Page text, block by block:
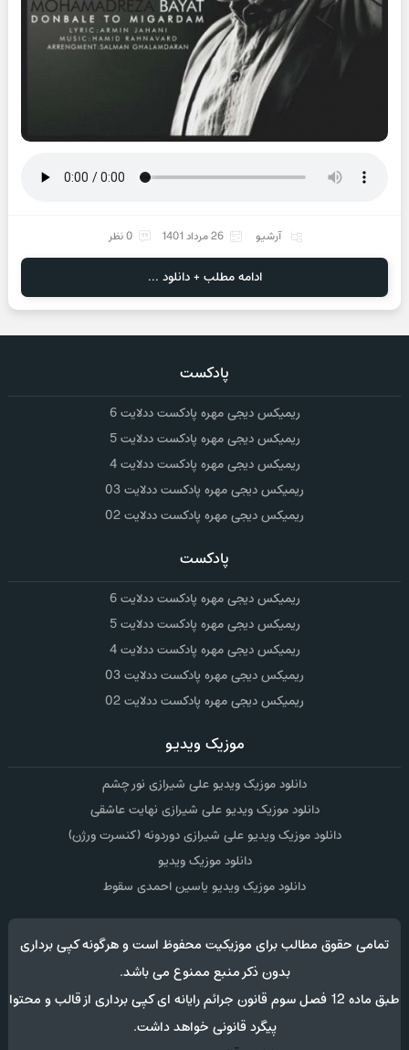
آرشیو 26 مرداد 1401 0 نظر
ادامه مطلب + دانلود ...
پادکست
ریمیکس دیجی مهره پادکست ددلایت 6
ریمیکس دیجی مهره پادکست ددلایت 5
ریمیکس دیجی مهره پادکست ددلایت 4
ریمیکس دیجی مهره پادکست ددلایت 03
ریمیکس دیجی مهره پادکست ددلایت 02
پادکست
ریمیکس دیجی مهره پادکست ددلایت 6
ریمیکس دیجی مهره پادکست ددلایت 5
ریمیکس دیجی مهره پادکست ددلایت 4
ریمیکس دیجی مهره پادکست ددلایت 03
ریمیکس دیجی مهره پادکست ددلایت 02
موزیک ویدیو
دانلود موزیک ویدیو علی شیرازی نور چشم
دانلود موزیک ویدیو علی شیرازی نهایت عاشقی
دانلود موزیک ویدیو علی شیرازی دوردونه (کنسرت ورژن)
دانلود موزیک ویدیو
دانلود موزیک ویدیو یاسین احمدی سقوط
تمامی حقوق مطالب برای موزیکیت محفوظ است و هرگونه کپی برداری
بدون ذکر منبع ممنوع می باشد.
طبق ماده 12 فصل سوم قانون جرائم رایانه ای کپی برداری از قالب و محتوا
پیگرد قانونی خواهد داشت.